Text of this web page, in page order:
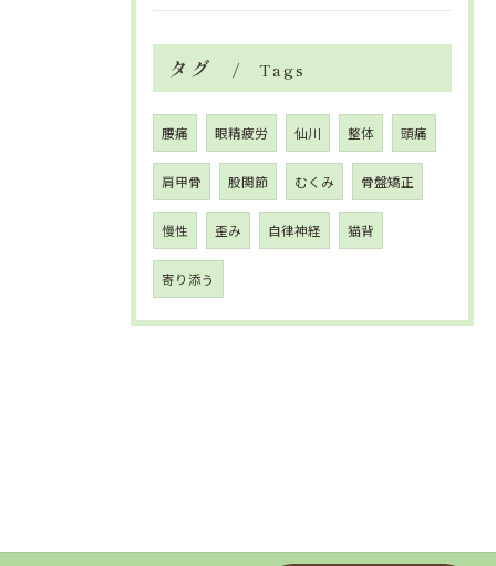
タグ Tags
腰痛 眼精疲労 仙川 整体 頭痛
肩甲骨 股関節 むくみ 骨盤矯正
慢性 歪み 自律神経 猫背
寄り添う